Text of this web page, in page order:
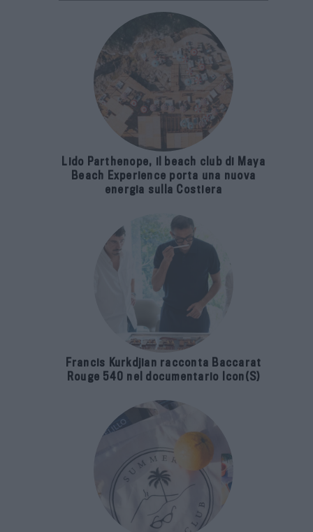
Lido Parthenope, il beach club di Maya
Beach Experience porta una nuova
energia sulla Costiera
Francis Kurkdjian racconta Baccarat
Rouge 540 nel documentario Icon(S)